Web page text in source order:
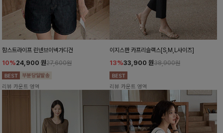
함스트라이프 린넨브이넥가디건
10%24,900 원27,600원
리뷰 카운트 영역
이지스판 카프리슬랙스[S,M,L사이즈]
13%33,900 원38,900원
리뷰 카운트 영역